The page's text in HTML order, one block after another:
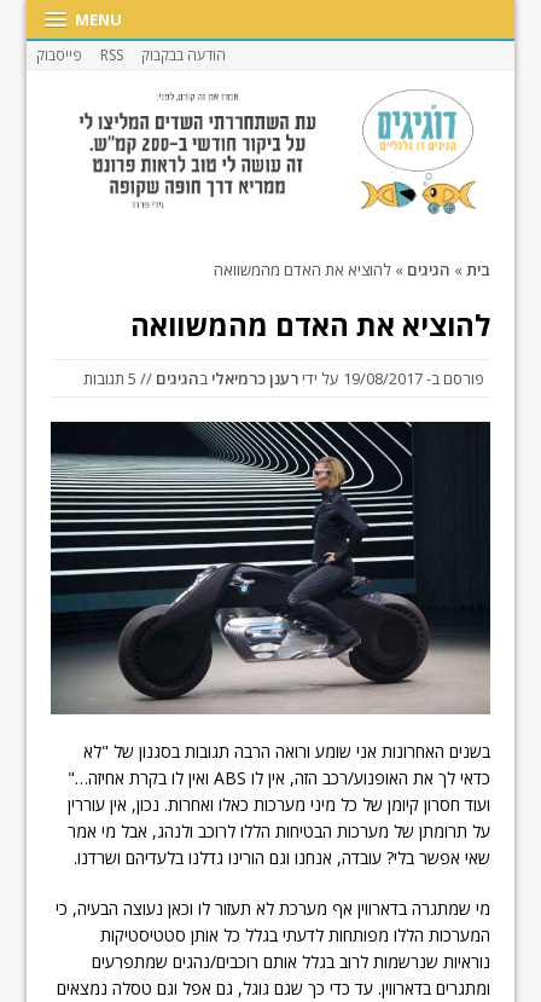
MENU
הודעה בבקבוק RSS פייסבוק
בית» הגיגים » להוציא את האדם מהמשוואה
להוציא את האדם מהמשוואה
פורסם ב-19/08/2017 על ידירענן כרמיאלי בהגיגים // 5 תגובות
בשנים האחרונות אני שומע ורואה הרבה תגובות בסגנון של "לא
כדאי לך את האופנוע/רכב הזה, אין לו ABS ואין לו בקרת אחיזה…"
ועוד חסרון קיומן של כל מיני מערכות כאלו ואחרות. נכון, אין עוררין
על תרומתן של מערכות הבטיחות הללו לרוכב ולנהג, אבל מי אמר
שאי אפשר בלי? עובדה, אנחנו וגם הורינו גדלנו בלעדיהם ושרדנו.
מי שמתגרה בדארווין אף מערכת לא תעזור לו וכאן נעוצה הבעיה, כי
המערכות הללו מפותחות לדעתי בגלל כל אותן סטטיסטיקות
נוראיות שנרשמות לרוב בגלל אותם רוכבים/נהגים שמתפרעים
ומתגרים בדארווין. עד כדי כך שגם גוגל, גם אפל וגם טסלה נמצאים